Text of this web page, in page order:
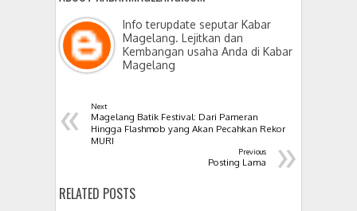
Info terupdate seputar Kabar
Magelang. Lejitkan dan
Kembangan usaha Anda di Kabar
Magelang
« Next
Magelang Batik Festival: Dari Pameran
Hingga Flashmob yang Akan Pecahkan Rekor
MURI
»
Previous
Posting Lama
RELATED POSTS